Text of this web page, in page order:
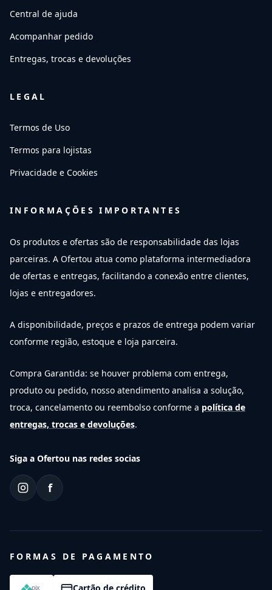
Central de ajuda
Acompanhar pedido
Entregas, trocas e devoluções
LEGAL
Termos de Uso
Termos para lojistas
Privacidade e Cookies
INFORMAÇÕES IMPORTANTES
Os produtos e ofertas são de responsabilidade das lojas
parceiras. A Ofertou atua como plataforma intermediadora
de ofertas e entregas, facilitando a conexão entre clientes,
lojas e entregadores.
A disponibilidade, preços e prazos de entrega podem variar
conforme região, estoque e loja parceira.
Compra Garantida: se houver problema com entrega,
produto ou pedido, nosso atendimento analisa a solução,
troca, cancelamento ou reembolso conforme a política de
entregas, trocas e devoluções.
Siga a Ofertou nas redes socias
f
FORMAS DE PAGAMENTO